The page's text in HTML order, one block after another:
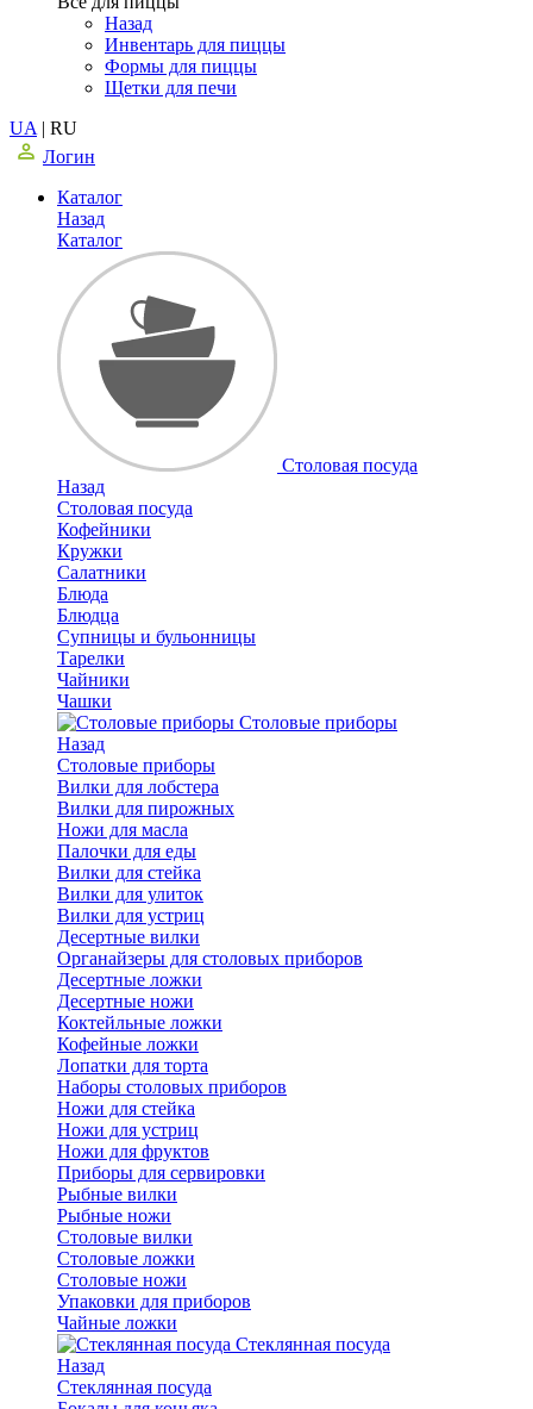
Назад
Инвентарь для пиццы
Формы для пиццы
Щетки для печи
UA | RU
Логин
Каталог
Назад
Каталог
Столовая посуда
Назад
Столовая посуда
Кофейники
Кружки
Салатники
Блюда
Блюдца
Супницы и бульонницы
Тарелки
Чайники
Чашки
Cтоловые приборы
Назад
Cтоловые приборы
Вилки для лобстера
Вилки для пирожных
Ножи для масла
Палочки для еды
Вилки для стейка
Вилки для улиток
Вилки для устриц
Десертные вилки
Органайзеры для столовых приборов
Десертные ложки
Десертные ножи
Коктейльные ложки
Кофейные ложки
Лопатки для торта
Наборы столовых приборов
Ножи для стейка
Ножи для устриц
Ножи для фруктов
Приборы для сервировки
Рыбные вилки
Рыбные ножи
Столовые вилки
Столовые ложки
Столовые ножи
Упаковки для приборов
Чайные ложки
Стеклянная посуда
Назад
Стеклянная посуда